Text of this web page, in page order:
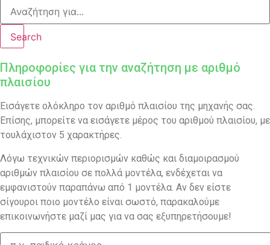
Search
Πληροφορίες για την αναζήτηση με αριθμό
πλαισίου
Εισάγετε ολόκληρο τον αριθμό πλαισίου της μηχανής σας.
Επίσης, μπορείτε να εισάγετε μέρος του αριθμού πλαισίου, με
τουλάχιστον 5 χαρακτήρες.
Λόγω τεχνικών περιορισμών καθώς και διαμοιρασμού
αριθμών πλαισίου σε πολλά μοντέλα, ενδέχεται να
εμφανιστούν παραπάνω από 1 μοντέλα. Αν δεν είστε
σίγουροι ποιο μοντέλο είναι σωστό, παρακαλούμε
επικοινωνήστε μαζί μας για να σας εξυπηρετήσουμε!